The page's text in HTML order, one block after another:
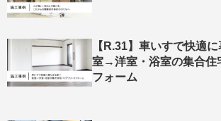
【R.31】車いすで快適
室→洋室・浴室の集合住
フォーム